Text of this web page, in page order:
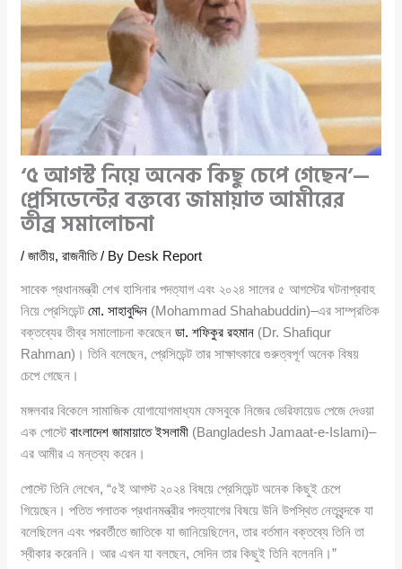
‘৫ আগস্ট নিয়ে অনেক কিছু চেপে গেছেন’—
প্রেসিডেন্টের বক্তব্যে জামায়াত আমীরের
তীব্র সমালোচনা
/জাতীয়,রাজনীতি/ By Desk Report
সাবেক প্রধানমন্ত্রী শেখ হাসিনার পদত্যাগ এবং ২০২৪ সালের ৫ আগস্টের ঘটনাপ্রবাহ
নিয়ে প্রেসিডেন্টমো. সাহাবুদ্দিন (Mohammad Shahabuddin)–এর সাম্প্রতিক
বক্তব্যের তীব্র সমালোচনা করেছেনডা. শফিকুর রহমান (Dr. Shafiqur
Rahman)। তিনি বলেছেন, প্রেসিডেন্ট তার সাক্ষাৎকারে গুরুত্বপূর্ণ অনেক বিষয়
চেপে গেছেন।
মঙ্গলবার বিকেলে সামাজিক যোগাযোগমাধ্যম ফেসবুকে নিজের ভেরিফায়েড পেজে দেওয়া
এক পোস্টেবাংলাদেশ জামায়াতে ইসলামী (Bangladesh Jamaat-e-Islami)–
এর আমীর এ মন্তব্য করেন।
পোস্টে তিনি লেখেন, “৫ই আগস্ট ২০২৪ বিষয়ে প্রেসিডেন্ট অনেক কিছুই চেপে
গিয়েছেন। পতিত পলাতক প্রধানমন্ত্রীর পদত্যাগের বিষয়ে উনি উপস্থিত নেতৃবৃন্দকে যা
বলেছিলেন এবং পরবর্তীতে জাতিকে যা জানিয়েছিলেন, তার বর্তমান বক্তব্যে তিনি তা
স্বীকার করেননি। আর এখন যা বলছেন, সেদিন তার কিছুই তিনি বলেননি।”